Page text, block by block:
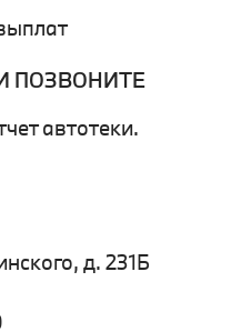
ПОЗВОНИТЕ
автотеки.
д. 231Б